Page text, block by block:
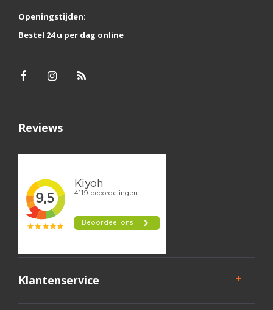
Openingstijden:
Bestel 24 u per dag online
Reviews
Klantenservice